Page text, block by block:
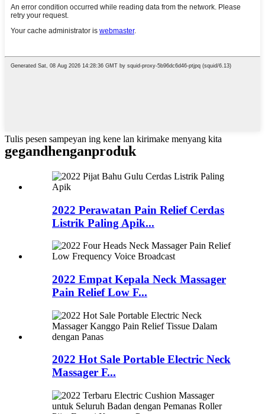
Tulis pesen sampeyan ing kene lan kirimake menyang kita
gegandhenganproduk
2022 Perawatan Pain Relief Cerdas
Listrik Paling Apik...
2022 Empat Kepala Neck Massager
Pain Relief Low F...
2022 Hot Sale Portable Electric Neck
Massager F...